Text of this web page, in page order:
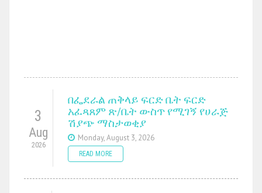
3
Aug
2026
በፌደራል ጠቅላይ ፍርድ ቤት ፍርድ
አፈጻጸም ጽ/ቤት ውስጥ የሚገኝ የሀራጅ
ሽያጭ ማስታወቂያ
Monday, August 3, 2026
READ MORE